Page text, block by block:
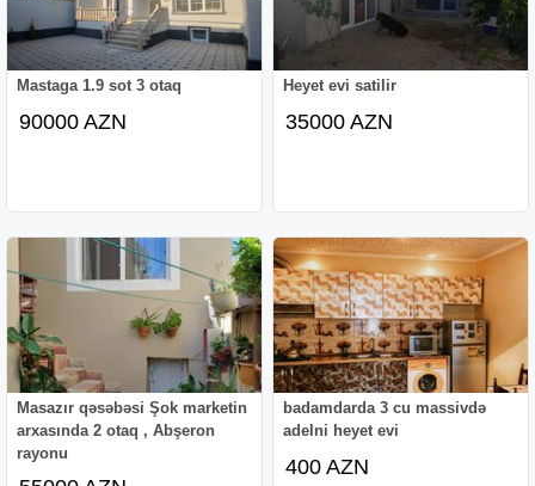
Mastaga 1.9 sot 3 otaq
90000 AZN
Heyet evi satilir
35000 AZN
Masazır qəsəbəsi Şok marketin
arxasında 2 otaq , Abşeron
rayonu
badamdarda 3 cu massivdə
adelni heyet evi
400 AZN